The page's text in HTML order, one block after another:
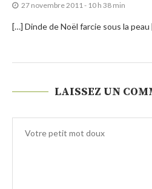
27 novembre 2011 - 10 h 38 min
[…] Dinde de Noël farcie sous la peau
LAISSEZ UN